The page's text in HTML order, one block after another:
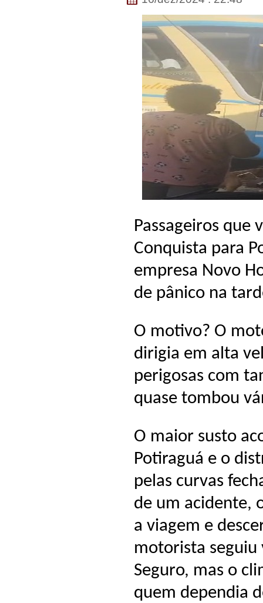
Passageiros que
Conquista para
empresa Novo
de pânico na
O motivo? O
dirigia em alta
perigosas com
quase tombou
O maior susto
Potiraguá e o
pelas curvas
de um acidente,
a viagem e
motorista seguiu
Seguro, mas o
quem dependia